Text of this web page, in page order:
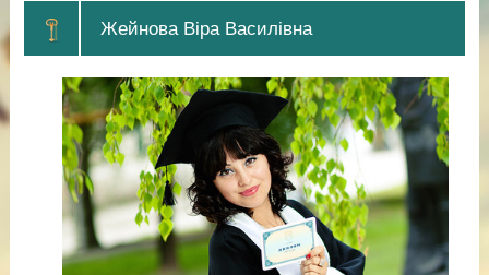
Жейнова Віра Василівна